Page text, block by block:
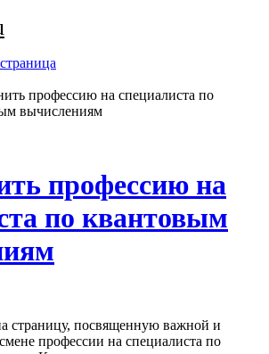
профессию на специалиста по
вычислениям
профессию на
по квантовым
профессии на специалиста по